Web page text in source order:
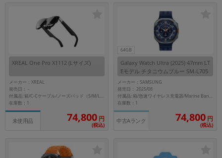
XREAL One Pro X1112 (Lサイズ)
メーカー：XREAL
発売日：-
付属品: 箱/C-Cケーブル/ノーズパッド（S/M/L）/クリーニングクロス/保護ケース/レンズフレーム（度数なし）/マニュアル
在庫数：1
未使用品 74,800 円
(税込)
64GB
Galaxy Watch Ultra (2025) 47mm LT
Eモデル チタニウムブルー SM-L705
FZB5SJP【国内版】
メーカー：SAMSUNG
発売日： 2025/08
付属品: 箱/急速ワイヤレス充電器/Marine Band(ブルー)/マニュアル
在庫数：1
中古Aランク 74,800 円
(税込)